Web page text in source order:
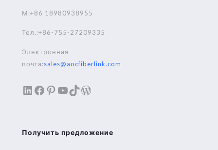
М:+86 18980938955
Тел.:+86-755-27209335
Электронная
почта:sales@aocfiberlink.com
LinkedIn
Facebook
Pinterest
YouTube
TikTok
WordPress
Получить предложение